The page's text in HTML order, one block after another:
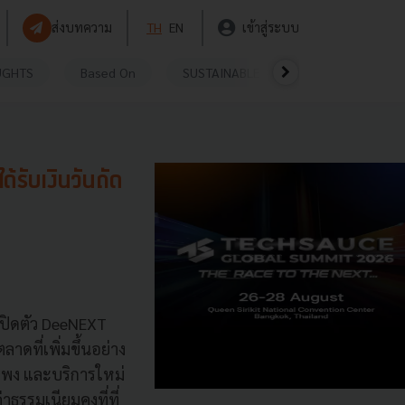
ส่งบทความ TH EN เข้าสู่ระบบ
Based On SUSTAINABLE
รับเงินวันถัด
ตัว DeeNEXT
าดที่เพิ่มขึ้นอย่าง
ง และบริการใหม่
ธรรมเนียมคงที่ที่